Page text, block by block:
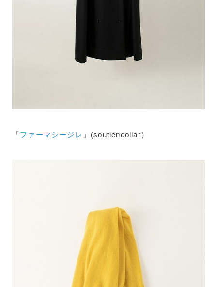
「ファーマシージレ 」(soutiencollar）